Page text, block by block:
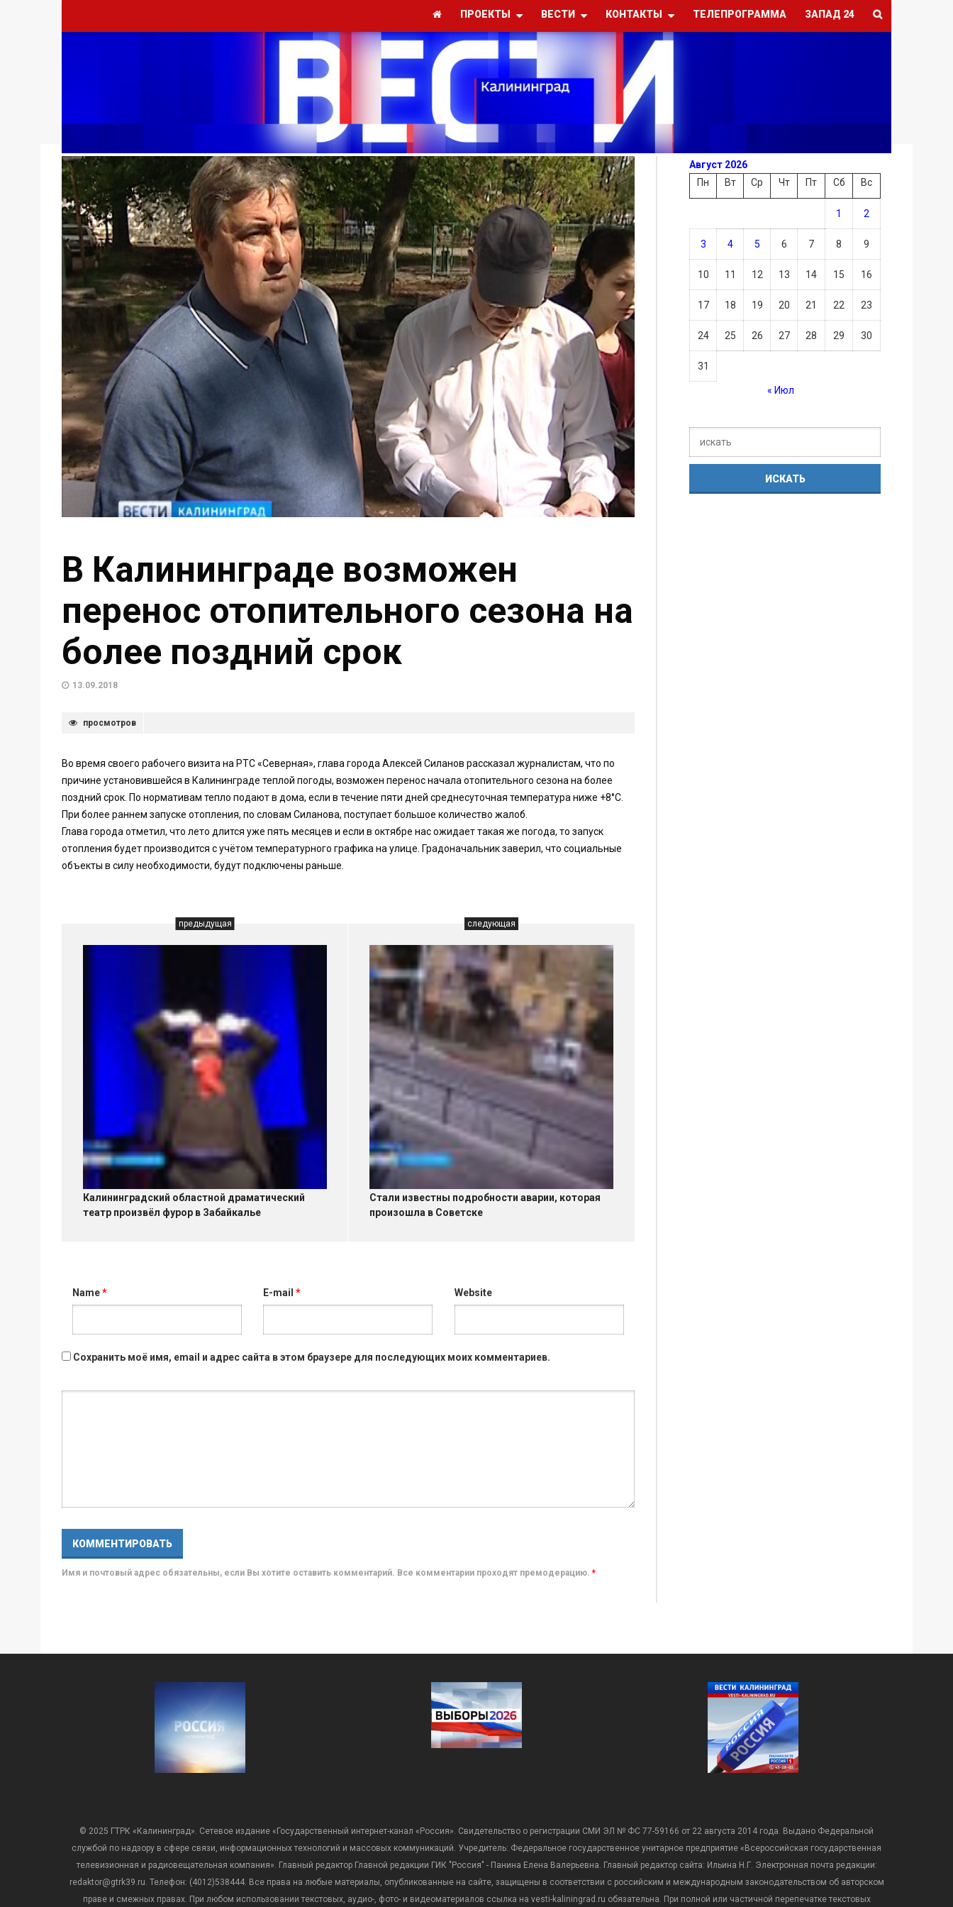
ПРОЕКТЫ ВЕСТИ КОНТАКТЫ ТЕЛЕПРОГРАММА ЗАПАД 24
В Калининграде возможен
перенос отопительного сезона на
более поздний срок
13.09.2018
просмотров
Во время своего рабочего визита на РТС «Северная», глава города Алексей Силанов рассказал журналистам, что по
причине установившейся в Калининграде теплой погоды, возможен перенос начала отопительного сезона на более
поздний срок. По нормативам тепло подают в дома, если в течение пяти дней среднесуточная температура ниже +8°C.
При более раннем запуске отопления, по словам Силанова, поступает большое количество жалоб.
Глава города отметил, что лето длится уже пять месяцев и если в октябре нас ожидает такая же погода, то запуск
отопления будет производится с учётом температурного графика на улице. Градоначальник заверил, что социальные
объекты в силу необходимости, будут подключены раньше.
предыдущая
Калининградский областной драматический
театр произвёл фурор в Забайкалье
следующая
Стали известны подробности аварии, которая
произошла в Советске
Name* E-mail* Website
Сохранить моё имя, email и адрес сайта в этом браузере для последующих моих комментариев.
Имя и почтовый адрес обязательны, если Вы хотите оставить комментарий. Все комментарии проходят премодерацию. *
Август 2026
Пн
Вт Ср Чт Пт Сб Вс
1 2
3 4 5 6 7 8 9
10 11 12 13 14 15 16
17 18 19 20 21 22 23
24 25 26 27 28 29 30
31
« Июл
© 2025 ГТРК «Калининград». Сетевое издание «Государственный интернет-канал «Россия». Свидетельство о регистрации СМИ ЭЛ № ФС 77-59166 от 22 августа 2014 года. Выдано Федеральной
службой по надзору в сфере связи, информационных технологий и массовых коммуникаций. Учредитель: Федеральное государственное унитарное предприятие «Всероссийская государственная
телевизионная и радиовещательная компания». Главный редактор Главной редакции ГИК "Россия" - Панина Елена Валерьевна. Главный редактор сайта: Ильина Н.Г. Электронная почта редакции:
redaktor@gtrk39.ru. Телефон: (4012)538444. Все права на любые материалы, опубликованные на сайте, защищены в соответствии с российским и международным законодательством об авторском
праве и смежных правах. При любом использовании текстовых, аудио-, фото- и видеоматериалов ссылка на vesti-kaliningrad.ru обязательна. При полной или частичной перепечатке текстовых